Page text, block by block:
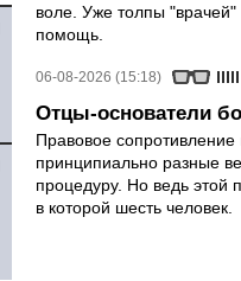
воле. Уже толпы
помощь.
06-08-2026 (15:18)
Отцы-основатели
Правовое
принципиально разные
процедуру. Но ведь этой
в которой шесть человек.